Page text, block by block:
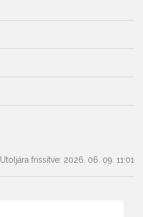
Utoljára frissítve: 2026. 06. 09. 11:01